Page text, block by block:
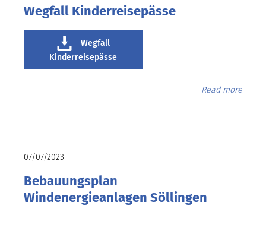
Wegfall Kinderreisepässe
Wegfall
Kinderreisepässe
Read more
07/07/2023
Bebauungsplan
Windenergieanlagen Söllingen